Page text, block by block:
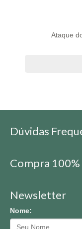
Ataque
Dúvidas
Compra 100%
Newsletter
Nome: